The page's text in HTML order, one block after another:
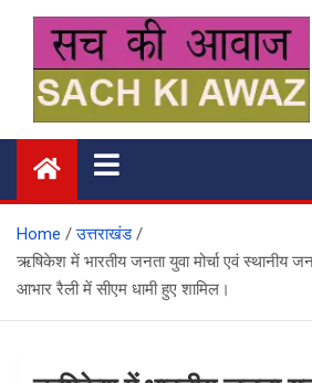
content
सच की आवाज
Home
उत्तराखंड
ऋषिकेश में भारतीय जनता युवा मोर्चा एवं स्थानीय
आभार रैली में सीएम धामी हुए शामिल।